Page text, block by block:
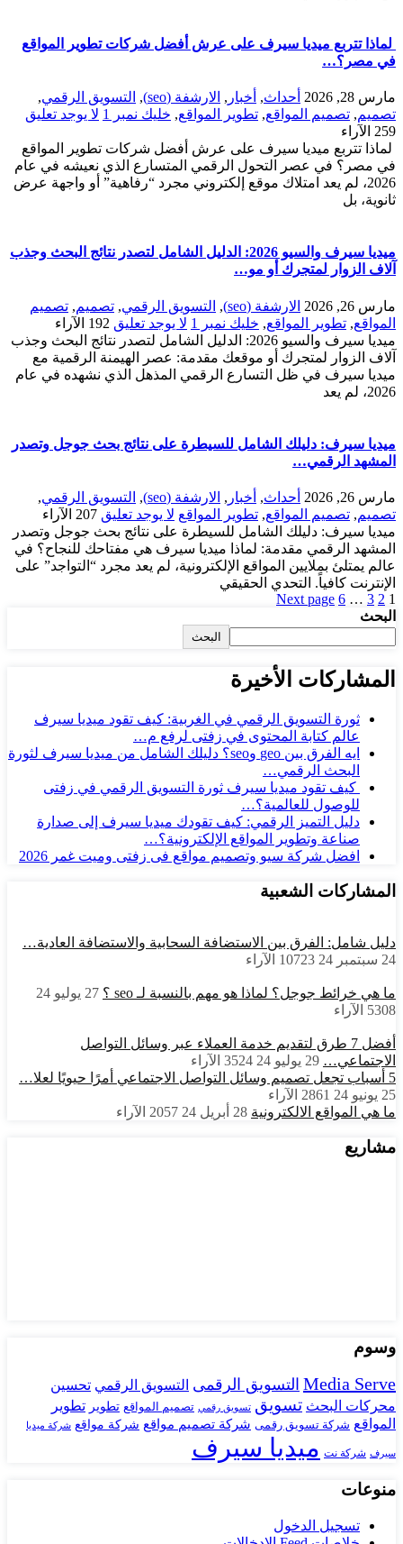
لماذا تتربع ميديا سيرف على عرش أفضل شركات تطوير المواقع
في مصر؟…
مارس 28, 2026 أحداث, أخبار , الارشفة (seo) , التسويق الرقمي,
تصميم, تصميم المواقع, تطوير المواقع, خليك نمبر 1
لا يوجد تعليق
259 الآراء
لماذا تتربع ميديا سيرف على عرش أفضل شركات تطوير المواقع
في مصر؟ في عصر التحول الرقمي المتسارع الذي نعيشه في عام
2026، لم يعد امتلاك موقع إلكتروني مجرد “رفاهية” أو واجهة عرض
ثانوية، بل
ميديا سيرف والسيو 2026: الدليل الشامل لتصدر نتائج البحث وجذب
آلاف الزوار لمتجرك أو مو…
مارس 26, 2026 الارشفة (seo) , التسويق الرقمي, تصميم, تصميم
المواقع, تطوير المواقع, خليك نمبر 1 لا يوجد تعليق 192 الآراء
ميديا سيرف والسيو 2026: الدليل الشامل لتصدر نتائج البحث وجذب
آلاف الزوار لمتجرك أو موقعك مقدمة: عصر الهيمنة الرقمية مع
ميديا سيرف في ظل التسارع الرقمي المذهل الذي نشهده في عام
2026، لم يعد
ميديا سيرف: دليلك الشامل للسيطرة على نتائج بحث جوجل وتصدر
المشهد الرقمي…
مارس 26, 2026 أحداث, أخبار , الارشفة (seo) , التسويق الرقمي,
تصميم, تصميم المواقع, تطوير المواقع لا يوجد تعليق 207 الآراء
ميديا سيرف: دليلك الشامل للسيطرة على نتائج بحث جوجل وتصدر
المشهد الرقمي مقدمة: لماذا ميديا سيرف هي مفتاحك للنجاح؟ في
عالم يمتلئ بملايين المواقع الإلكترونية، لم يعد مجرد “التواجد” على
الإنترنت كافياً. التحدي الحقيقي
1
2
3
…
6
Next page
البحث
البحث
المشاركات الأخيرة
ثورة التسويق الرقمي في الغربية: كيف تقود ميديا سيرف
عالم كتابة المحتوى في زفتى لرفع م…
ايه الفرق بين geo وseo؟ دليلك الشامل من ميديا سيرف لثورة
البحث الرقمي…
كيف تقود ميديا سيرف ثورة التسويق الرقمي في زفتى
للوصول للعالمية؟…
دليل التميز الرقمي: كيف تقودك ميديا سيرف إلى صدارة
صناعة وتطوير المواقع الإلكترونية؟…
افضل شركة سيو وتصميم مواقع فى زفتى وميت غمر 2026
المشاركات الشعبية
دليل شامل: الفرق بين الاستضافة السحابية والاستضافة العادية…
24 سبتمبر 24
10723 الآراء
ما هي خرائط جوجل؟ لماذا هو مهم بالنسبة لـ seo ؟
27 يوليو 24
5308 الآراء
أفضل 7 طرق لتقديم خدمة العملاء عبر وسائل التواصل
الاجتماعي… 29 يوليو 24 3524 الآراء
5 أسباب تجعل تصميم وسائل التواصل الاجتماعي أمرًا حيويًا لعلا…
25 يونيو 24
2861 الآراء
ما هي المواقع الالكترونية 28 أبريل 24 2057 الآراء
مشاريع
وسوم
Media Serve التسويق الرقمى التسويق الرقمي تحسين
محركات البحث تسويق تسويق رقمي تصميم المواقع تطوير تطوير
المواقع شركة تسويق رقمى شركة تصميم مواقع شركة مواقع شركة ميديا
سيرف شركة نت ميديا سيرف
منوعات
تسجيل الدخول